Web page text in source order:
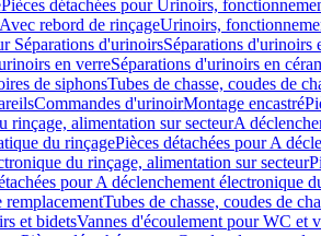
Pièces détachées pour Urinoirs,
rebord de rinçageUrinoirs,
Séparations d'urinoirsSéparations d'urinoirs
en verreSéparations d'urinoirs en
de siphonsTubes de chasse, coudes de
Commandes d'urinoirMontage encastré
rinçage, alimentation sur secteurA
du rinçagePièces détachées pour A
du rinçage, alimentation sur secteur
pour A déclenchement électronique
remplacementTubes de chasse, coudes de
et bidetsVannes d'écoulement pour WC et